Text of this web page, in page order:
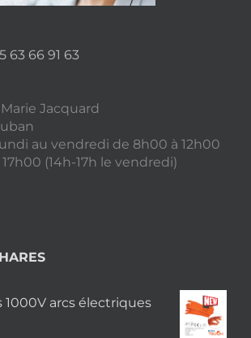
63 66 91 63
Jacquard
au vendredi de 8h00 à 12h00
(14h-17h le vendredi)
1000V arcs électriques